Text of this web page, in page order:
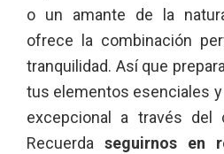
o un amante de la
ofrece la combinación
tranquilidad. Así que
tus elementos esenciales
excepcional a través del
Recuerda seguirnos en